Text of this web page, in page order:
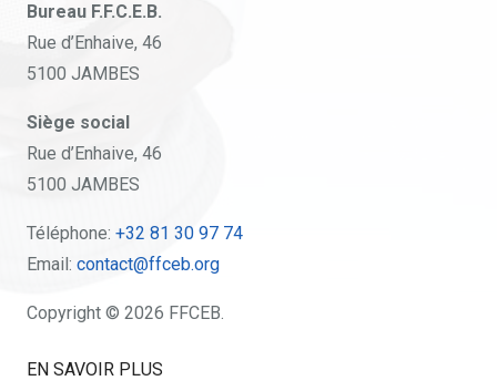
Bureau F.F.C.E.B.
Rue d’Enhaive, 46
5100 JAMBES
Siège social
Rue d’Enhaive, 46
5100 JAMBES
Téléphone: +32 81 30 97 74
Email: contact@ffceb.org
Copyright © 2026 FFCEB.
EN SAVOIR PLUS